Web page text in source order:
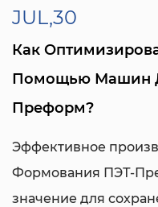
JUL,30
Как
Помощью Машин
Преформ?
Эффективное
Формования ПЭТ-
значение для